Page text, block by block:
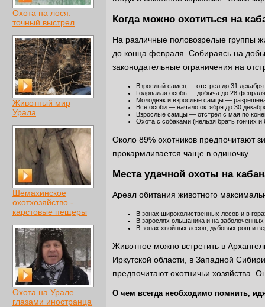
Охота на лося:
точный выстрел
Животный мир
Урала
Шемахинское
охотхозяйство -
карстовые пещеры
Охота на Урале
глазами иностранца
Когда можно охотиться на
На различные половозрелые группы
до конца февраля. Собираясь на
законодательные ограничения на
Взрослый самец — отстрел до 31 декабря.
Годовалая особь — добыча до 28
Молодняк и взрослые самцы —
Все особи — начало октября до 30
Взрослые самцы — отстрел с мая по
Охота с собаками (нельзя брать гончих
Около 89% охотников предпочитают
прокармливается чаще в одиночку.
Места удачной охоты на
Ареал обитания животного
В зонах широколиственных лесов и в
В зарослях ольшаника и на
В зонах хвойных лесов, дубовых рощ и
Животное можно встретить в
Иркутской области, в Западной
предпочитают охотничьи хозяйства.
О чем всегда необходимо помнить,